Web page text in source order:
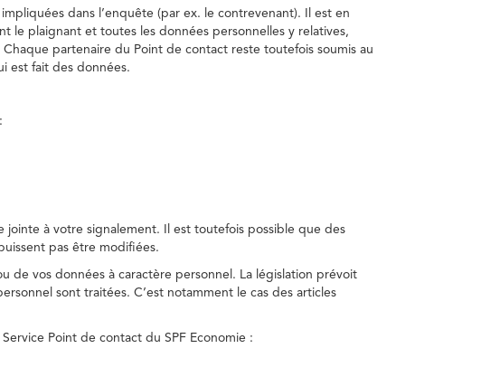
dans l’enquête (par ex. le contrevenant). Il est en
le plaignant et toutes les données personnelles y relatives,
partenaire du Point de contact reste toutefois soumis au
est fait des données.
à votre signalement. Il est toutefois possible que des
pas être modifiées.
de vos données à caractère personnel. La législation prévoit
sont traitées. C’est notamment le cas des articles
Point de contact du SPF Economie :